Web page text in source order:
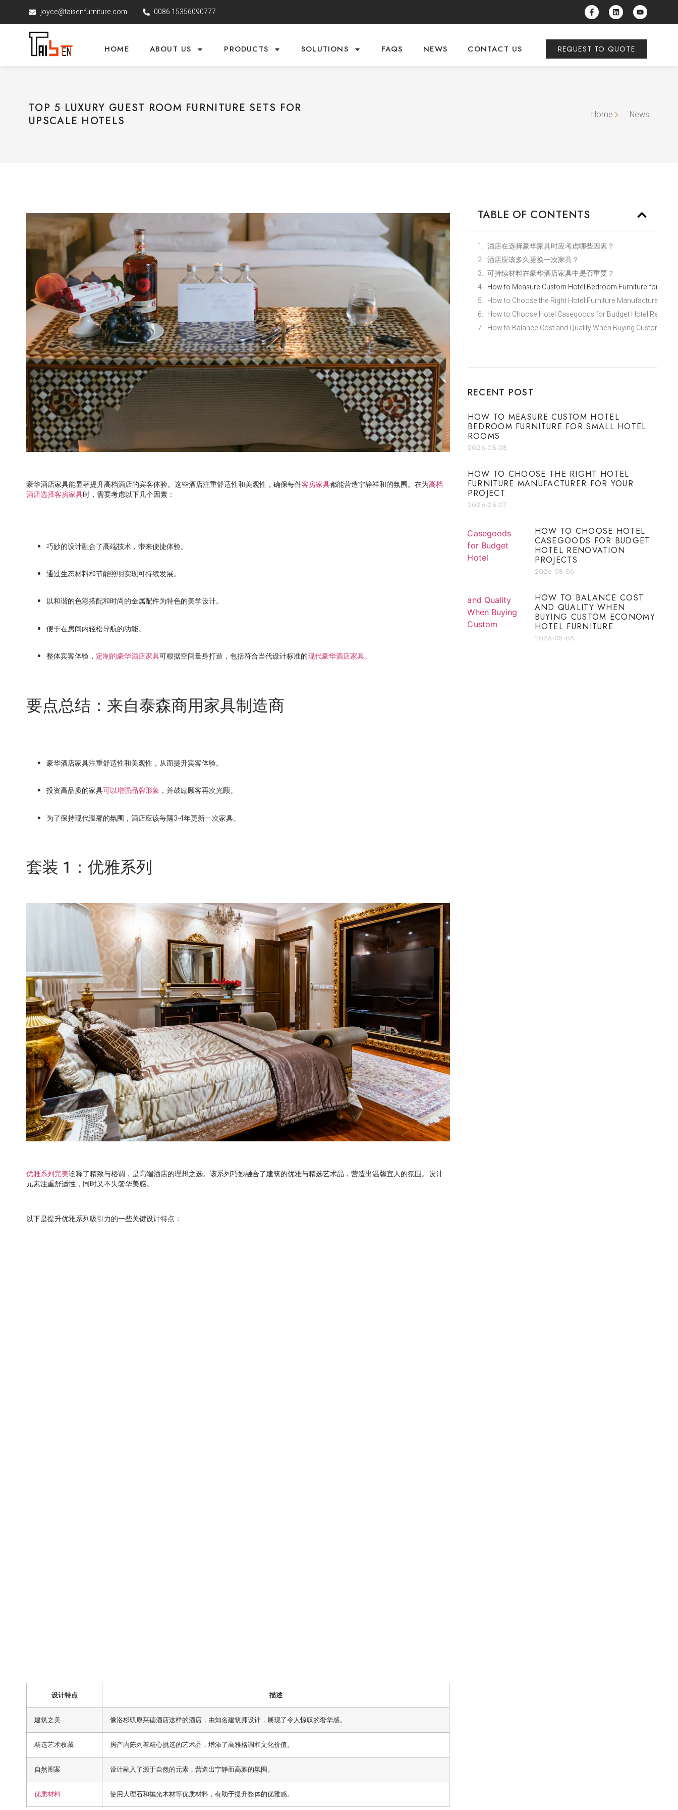
joyce@taisenfurniture.com 0086 15356090777
HOME ABOUT US PRODUCTS SOLUTIONS FAQS NEWS CONTACT US REQUEST TO QUOTE
TOP 5 LUXURY GUEST ROOM FURNITURE SETS FOR
UPSCALE HOTELS
Home News
豪华酒店家具能显著提升高档酒店的宾客体验。这些酒店注重舒适性和美观性，确保每件客房家具都能营造宁静祥和的氛围。在为高档
酒店选择客房家具时，需要考虑以下几个因素：
巧妙的设计融合了高端技术，带来便捷体验。
通过生态材料和节能照明实现可持续发展。
以和谐的色彩搭配和时尚的金属配件为特色的美学设计。
便于在房间内轻松导航的功能。
整体宾客体验， 定制的豪华酒店家具可根据空间量身打造，包括符合当代设计标准的现代豪华酒店家具。
要点总结：来自泰森商用家具制造商
豪华酒店家具注重舒适性和美观性，从而提升宾客体验。
投资高品质的家具可以增强品牌形象 ，并鼓励顾客再次光顾。
为了保持现代温馨的氛围，酒店应该每隔3-4年更新一次家具。
套装 1：优雅系列
优雅系列完美诠释了精致与格调，是高端酒店的理想之选。该系列巧妙融合了建筑的优雅与精选艺术品，营造出温馨宜人的氛围。设计
元素注重舒适性，同时又不失奢华美感。
以下是提升优雅系列吸引力的一些关键设计特点：
设计特点 描述
建筑之美 像洛杉矶康莱德酒店这样的酒店，由知名建筑师设计，展现了令人惊叹的奢华感。
精选艺术收藏 房产内陈列着精心挑选的艺术品，增添了高雅格调和文化价值。
自然图案 设计融入了源于自然的元素，营造出宁静而高雅的氛围。
优质材料 使用大理石和抛光木材等优质材料，有助于提升整体的优雅感。
TABLE OF CONTENTS
酒店在选择豪华家具时应考虑哪些因素？
酒店应该多久更换一次家具？
可持续材料在豪华酒店家具中是否重要？
How to Measure Custom Hotel Bedroom Furniture for
How to Choose the Right Hotel Furniture Manufacturer for
How to Choose Hotel Casegoods for Budget Hotel
How to Balance Cost and Quality When Buying Custom
RECENT POST
HOW TO MEASURE CUSTOM HOTEL
BEDROOM FURNITURE FOR SMALL HOTEL
ROOMS
2026-08-08
HOW TO CHOOSE THE RIGHT HOTEL
FURNITURE MANUFACTURER FOR YOUR
PROJECT
2026-08-07
HOW TO CHOOSE HOTEL
CASEGOODS FOR BUDGET
HOTEL RENOVATION
PROJECTS
2026-08-06
HOW TO BALANCE COST
AND QUALITY WHEN
BUYING CUSTOM ECONOMY
HOTEL FURNITURE
2026-08-05